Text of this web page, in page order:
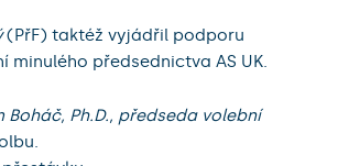
(PřF) taktéž vyjádřil podporu
minulého předsednictva AS UK.
Boháč, Ph.D., předseda volební